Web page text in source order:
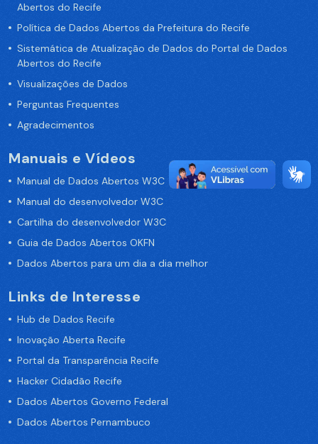
Abertos do Recife
Política de Dados Abertos da Prefeitura do Recife
Sistemática de Atualização de Dados do Portal de Dados
Abertos do Recife
Visualizações de Dados
Perguntas Frequentes
Agradecimentos
Manuais e Vídeos
Manual de Dados Abertos W3C
Manual do desenvolvedor W3C
Cartilha do desenvolvedor W3C
Guia de Dados Abertos OKFN
Dados Abertos para um dia a dia melhor
Links de Interesse
Hub de Dados Recife
Inovação Aberta Recife
Portal da Transparência Recife
Hacker Cidadão Recife
Dados Abertos Governo Federal
Dados Abertos Pernambuco